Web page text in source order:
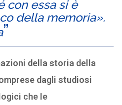
con essa si è
della memoria».
della storia della
dagli studiosi
che le